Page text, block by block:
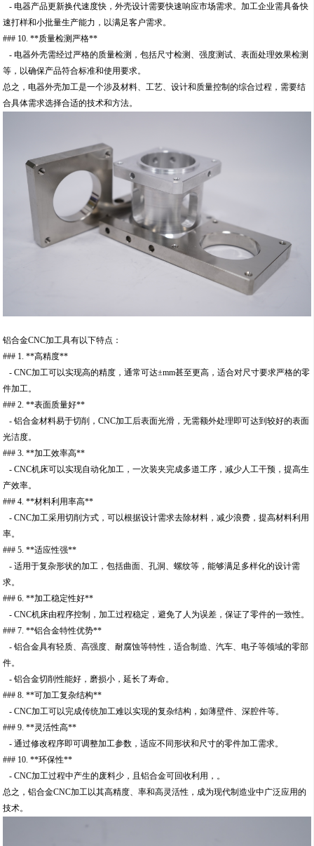
- 电器产品更新换代速度快，外壳设计需要快速响应市场需求。加工企业需具备快
速打样和小批量生产能力，以满足客户需求。
### 10. **质量检测严格**
- 电器外壳需经过严格的质量检测，包括尺寸检测、强度测试、表面处理效果检测
等，以确保产品符合标准和使用要求。
总之，电器外壳加工是一个涉及材料、工艺、设计和质量控制的综合过程，需要结
合具体需求选择合适的技术和方法。
铝合金CNC加工具有以下特点：
### 1. **高精度**
- CNC加工可以实现高的精度，通常可达±mm甚至更高，适合对尺寸要求严格的零
件加工。
### 2. **表面质量好**
- 铝合金材料易于切削，CNC加工后表面光滑，无需额外处理即可达到较好的表面
光洁度。
### 3. **加工效率高**
- CNC机床可以实现自动化加工，一次装夹完成多道工序，减少人工干预，提高生
产效率。
### 4. **材料利用率高**
- CNC加工采用切削方式，可以根据设计需求去除材料，减少浪费，提高材料利用
率。
### 5. **适应性强**
- 适用于复杂形状的加工，包括曲面、孔洞、螺纹等，能够满足多样化的设计需
求。
### 6. **加工稳定性好**
- CNC机床由程序控制，加工过程稳定，避免了人为误差，保证了零件的一致性。
### 7. **铝合金特性优势**
- 铝合金具有轻质、高强度、耐腐蚀等特性，适合制造、汽车、电子等领域的零部
件。
- 铝合金切削性能好，磨损小，延长了寿命。
### 8. **可加工复杂结构**
- CNC加工可以完成传统加工难以实现的复杂结构，如薄壁件、深腔件等。
### 9. **灵活性高**
- 通过修改程序即可调整加工参数，适应不同形状和尺寸的零件加工需求。
### 10. **环保性**
- CNC加工过程中产生的废料少，且铝合金可回收利用，。
总之，铝合金CNC加工以其高精度、率和高灵活性，成为现代制造业中广泛应用的
技术。